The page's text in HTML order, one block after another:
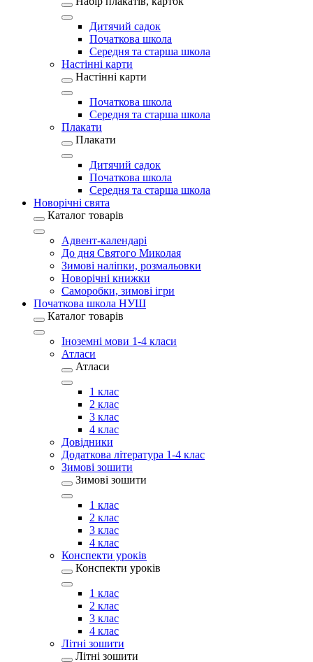
Дитячий садок
Початкова школа
Середня та старша школа
Настінні карти
Настінні карти
Початкова школа
Середня та старша школа
Плакати
Плакати
Дитячий садок
Початкова школа
Середня та старша школа
Новорічні свята
Каталог товарів
Адвент-календарі
До дня Святого Миколая
Зимові наліпки, розмальовки
Новорічні книжки
Саморобки, зимові ігри
Початкова школа НУШ
Каталог товарів
Іноземні мови 1-4 класи
Атласи
Атласи
1 клас
2 клас
3 клас
4 клас
Довідники
Додаткова література 1-4 клас
Зимові зошити
Зимові зошити
1 клас
2 клас
3 клас
4 клас
Конспекти уроків
Конспекти уроків
1 клас
2 клас
3 клас
4 клас
Літні зошити
Літні зошити